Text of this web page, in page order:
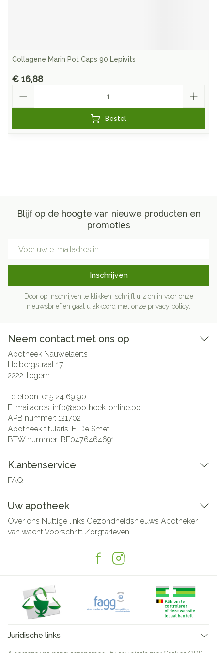
Collagene Marin Pot Caps 90 Lepivits
€ 16,88
Bestel
Blijf op de hoogte van nieuwe producten en
promoties
Inschrijven
Door op inschrijven te klikken, schrijft u zich in voor onze
nieuwsbrief en gaat u akkoord met onze privacy policy
Neem contact met ons op
Apotheek Nauwelaerts
Heibergstraat 17
2222 Itegem
Telefoon: 015 24 69 90
E-mailadres: info@apotheek-online.be
APB nummer: 121702
Apotheek titularis: E. De Smet
BTW nummer: BE0476464691
Klantenservice
FAQ
Uw apotheek
Over ons Nuttige links Gezondheidsnieuws Apotheker
van wachtVoorschrift Zorgtarieven
Juridische links